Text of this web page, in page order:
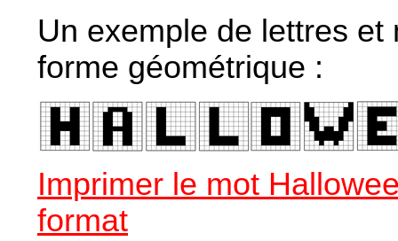
Un exemple de lettres et
forme géométrique :
Imprimer le mot
format